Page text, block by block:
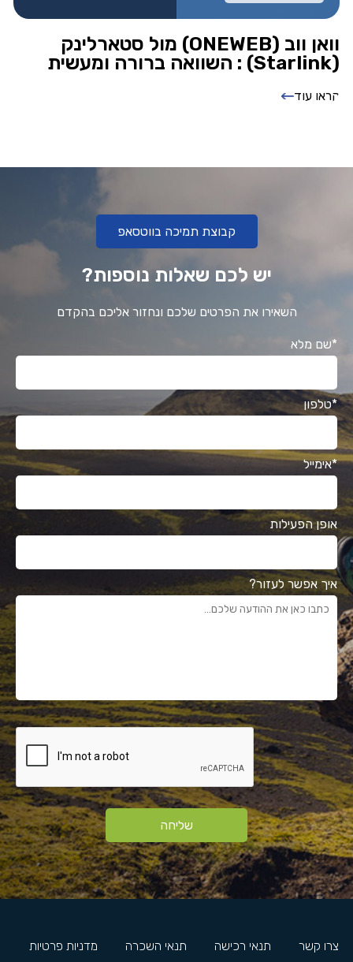
וואן ווב (ONEWEB) מול סטארלינק
(Starlink) : השוואה ברורה ומעשית
קראו עוד
קבוצת תמיכה בווטסאפ
יש לכם שאלות נוספות?
השאירו את הפרטים שלכם ונחזור אליכם בהקדם
*שם מלא
*טלפון
*אימייל
אופן הפעילות
איך אפשר לעזור?
שליחה
צרו קשר תנאי רכישה תנאי השכרה מדניות פרטיות